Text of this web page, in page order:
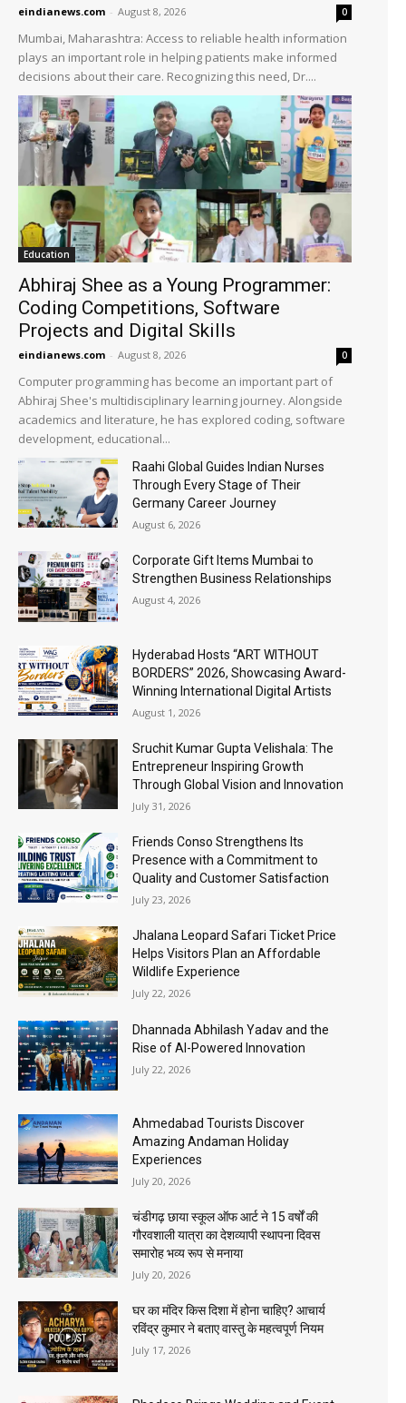
eindianews.com - August 8, 2026 0
Mumbai, Maharashtra: Access to reliable health information
plays an important role in helping patients make informed
decisions about their care. Recognizing this need, Dr....
Education
Abhiraj Shee as a Young Programmer:
Coding Competitions, Software
Projects and Digital Skills
eindianews.com - August 8, 2026 0
Computer programming has become an important part of
Abhiraj Shee's multidisciplinary learning journey. Alongside
academics and literature, he has explored coding, software
development, educational...
Raahi Global Guides Indian Nurses
Through Every Stage of Their
Germany Career Journey
August 6, 2026
Corporate Gift Items Mumbai to
Strengthen Business Relationships
August 4, 2026
Hyderabad Hosts “ART WITHOUT
BORDERS” 2026, Showcasing Award-
Winning International Digital Artists
August 1, 2026
Sruchit Kumar Gupta Velishala: The
Entrepreneur Inspiring Growth
Through Global Vision and Innovation
July 31, 2026
Friends Conso Strengthens Its
Presence with a Commitment to
Quality and Customer Satisfaction
July 23, 2026
Jhalana Leopard Safari Ticket Price
Helps Visitors Plan an Affordable
Wildlife Experience
July 22, 2026
Dhannada Abhilash Yadav and the
Rise of AI-Powered Innovation
July 22, 2026
Ahmedabad Tourists Discover
Amazing Andaman Holiday
Experiences
July 20, 2026
चंडीगढ़ छाया स्कूल ऑफ आर्ट ने 15 वर्षों की
गौरवशाली यात्रा का देशव्यापी स्थापना दिवस
समारोह भव्य रूप से मनाया
July 20, 2026
घर का मंदिर किस दिशा में होना चाहिए? आचार्य
रविंद्र कुमार ने बताए वास्तु के महत्वपूर्ण नियम
July 17, 2026